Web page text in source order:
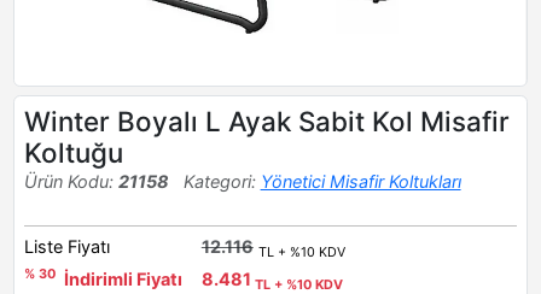
Winter Boyalı L Ayak Sabit Kol Misafir
Koltuğu
Ürün Kodu: 21158 Kategori: Yönetici Misafir Koltukları
Liste Fiyatı 12.116 TL + %10 KDV
% 30
İndirimli Fiyatı 8.481 TL + %10 KDV